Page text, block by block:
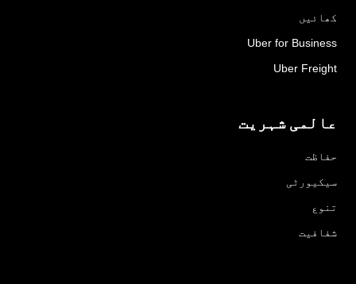
کھائیں
Uber for Business
Uber Freight
عالمی شہریت
حفاظت
سیکیورٹی
تنوع
شفافیت